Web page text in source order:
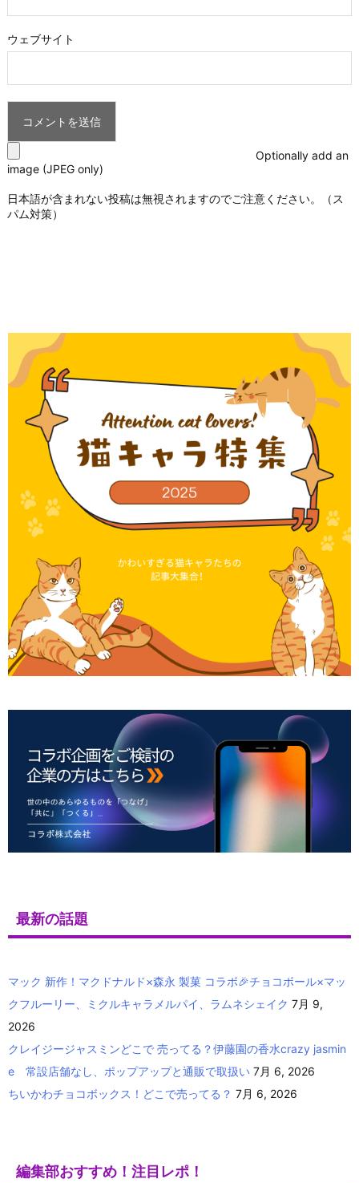
ウェブサイト
Optionally add an
image (JPEG only)
日本語が含まれない投稿は無視されますのでご注意ください。（ス
パム対策）
最新の話題
マック 新作！マクドナルド×森永 製菓 コラボ🎉チョコボール×マッ
クフルーリー、ミクルキャラメルパイ、ラムネシェイク 7月 9,
2026
クレイジージャスミンどこで 売ってる？伊藤園の香水crazy jasmin
e 常設店舗なし、ポップアップと通販で取扱い 7月 6, 2026
ちいかわチョコボックス！どこで売ってる？ 7月 6, 2026
編集部おすすめ！注目レポ！